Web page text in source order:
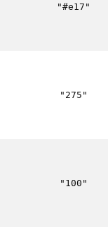
"#e17"
"275"
"100"